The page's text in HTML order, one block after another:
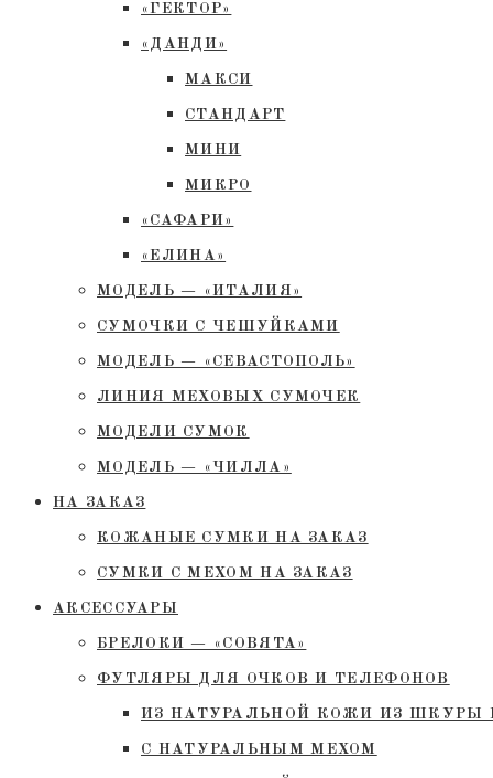
«ГЕКТОР»
«ДАНДИ»
МАКСИ
СТАНДАРТ
МИНИ
МИКРО
«САФАРИ»
«ЕЛИНА»
МОДЕЛЬ — «ИТАЛИЯ»
СУМОЧКИ С ЧЕШУЙКАМИ
МОДЕЛЬ — «СЕВАСТОПОЛЬ»
ЛИНИЯ МЕХОВЫХ СУМОЧЕК
МОДЕЛИ СУМОК
МОДЕЛЬ — «ЧИЛЛА»
НА ЗАКАЗ
КОЖАНЫЕ СУМКИ НА ЗАКАЗ
СУМКИ С МЕХОМ НА ЗАКАЗ
АКСЕССУАРЫ
БРЕЛОКИ — «СОВЯТА»
ФУТЛЯРЫ ДЛЯ ОЧКОВ И ТЕЛЕФОНОВ
ИЗ НАТУРАЛЬНОЙ КОЖИ ИЗ ШКУРЫ
С НАТУРАЛЬНЫМ МЕХОМ